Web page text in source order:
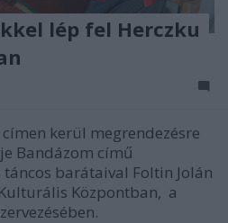
lép fel Herczku
kerül megrendezésre
Bandázom című
barátaival Foltin Jolán
Központban, a